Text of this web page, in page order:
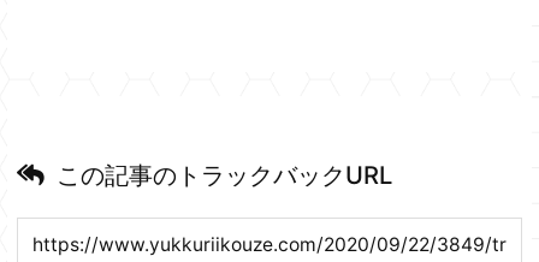
この記事のトラックバックURL